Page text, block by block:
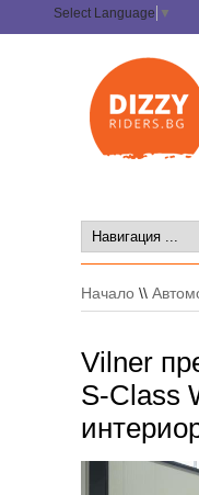
Select Language ▼
Начало \\
Vilner
S-Class